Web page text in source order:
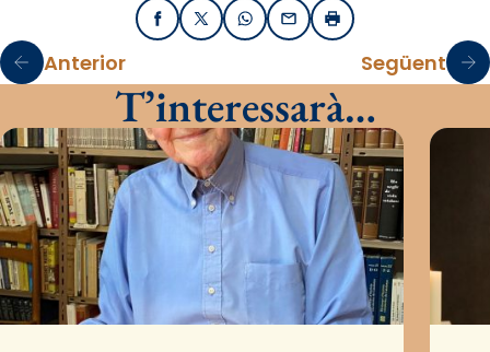
FacebookX / TwitterWhatsApp
EmailImprimir
Anterior Següent
T’interessarà…